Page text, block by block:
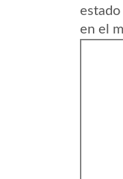
estado
en el